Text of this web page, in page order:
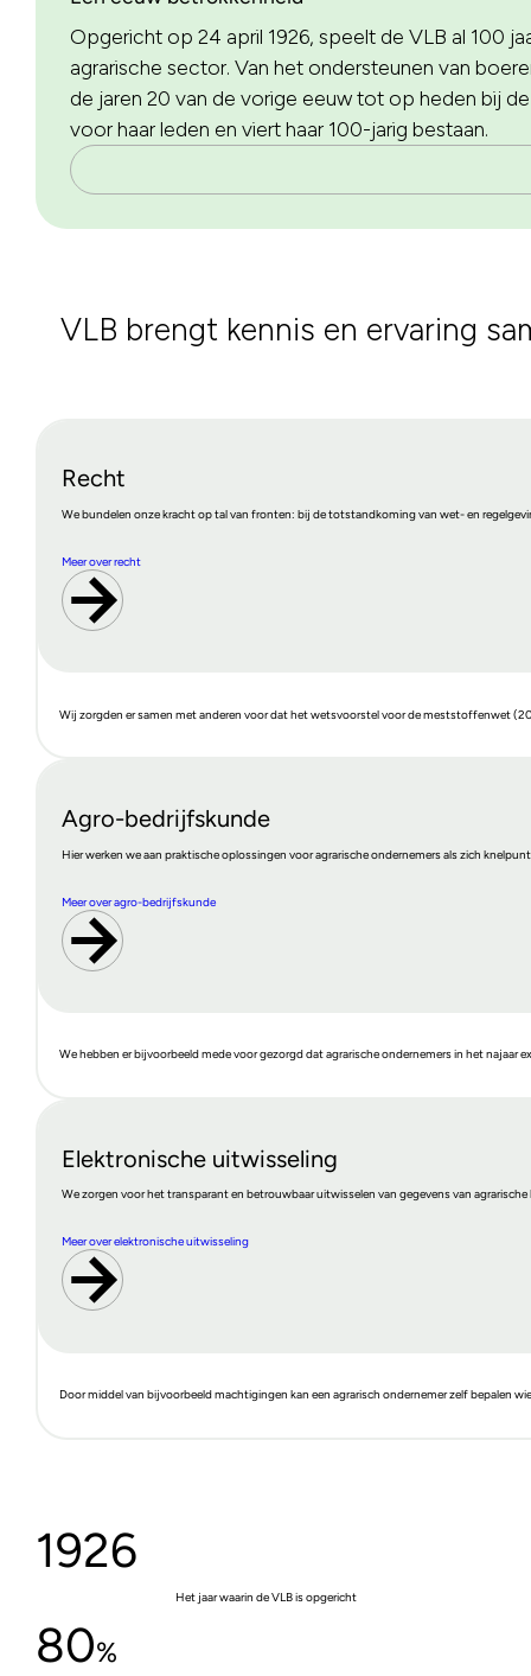
Opgericht op 24 april 1926, speelt de VLB al 100
agrarische sector. Van het ondersteunen van
de jaren 20 van de vorige eeuw tot op heden bij
voor haar leden en viert haar 100-jarig bestaan.
VLB brengt kennis en ervaring
Recht
We bundelen onze kracht op tal van fronten: bij de totstandkoming van wet- en
Meer over recht
Wij zorgden er samen met anderen voor dat het wetsvoorstel voor de meststoffenwet
Agro-bedrijfskunde
Hier werken we aan praktische oplossingen voor agrarische ondernemers als zich
Meer over agro-bedrijfskunde
We hebben er bijvoorbeeld mede voor gezorgd dat agrarische ondernemers in het najaar
Elektronische uitwisseling
We zorgen voor het transparant en betrouwbaar uitwisselen van gegevens van
Meer over elektronische uitwisseling
Door middel van bijvoorbeeld machtigingen kan een agrarisch ondernemer zelf bepalen
1926
Het jaar waarin de VLB is opgericht
80%